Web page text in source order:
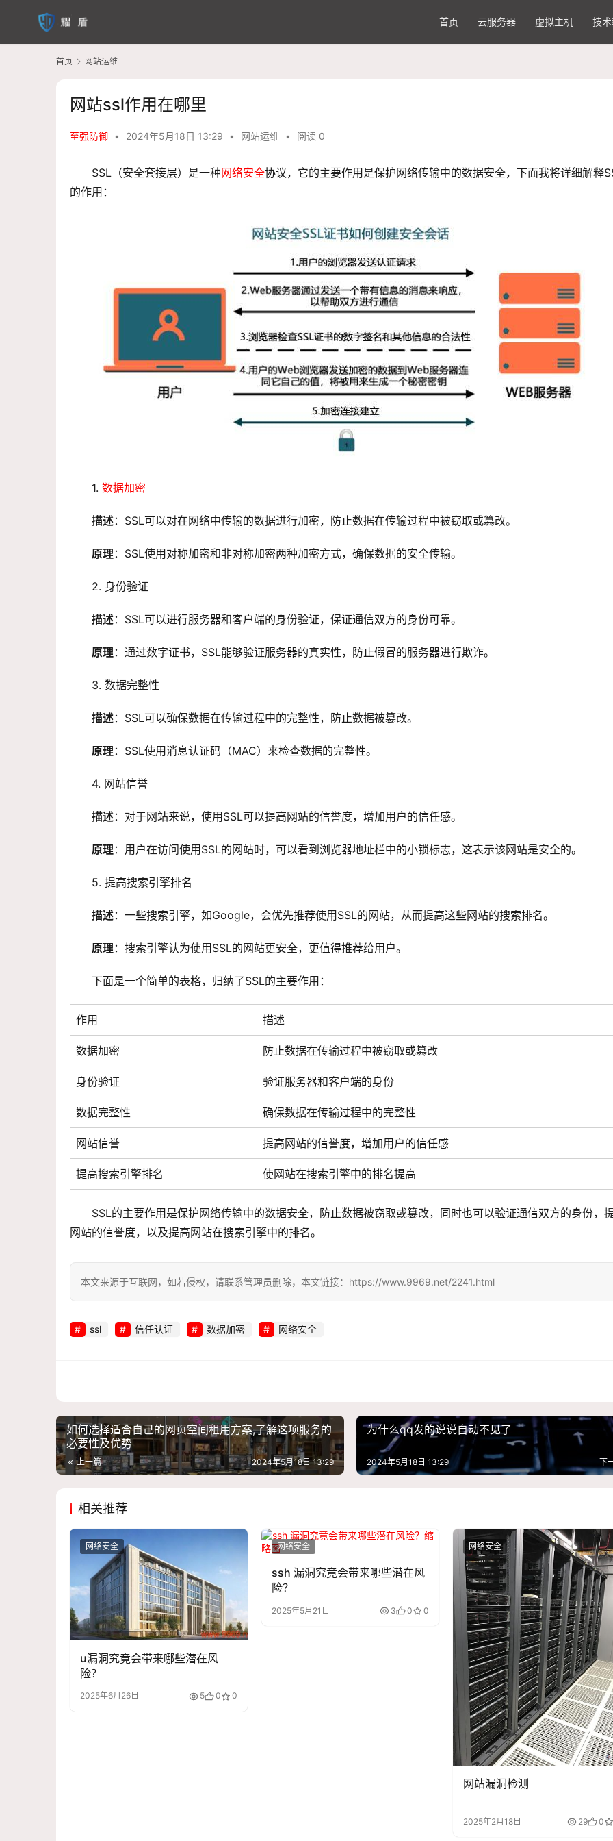
首页 云服务器 虚拟主机 技
首页 网站运维
网站ssl作用在哪里
至强防御 • 2024年5月18日 13:29 • 网站运维 • 阅读 0
SSL（安全套接层）是一种网络安全协议，它的主要作用是保护网络传输中的数据安全，下面我将详细解释
的作用：
1. 数据加密
描述：SSL可以对在网络中传输的数据进行加密，防止数据在传输过程中被窃取或篡改。
原理 ：SSL使用对称加密和非对称加密两种加密方式，确保数据的安全传输。
2. 身份验证
描述：SSL可以进行服务器和客户端的身份验证，保证通信双方的身份可靠。
原理 ：通过数字证书，SSL能够验证服务器的真实性，防止假冒的服务器进行欺诈。
3. 数据完整性
描述：SSL可以确保数据在传输过程中的完整性，防止数据被篡改。
原理 ：SSL使用消息认证码（MAC）来检查数据的完整性。
4. 网站信誉
描述：对于网站来说，使用SSL可以提高网站的信誉度，增加用户的信任感。
原理 ：用户在访问使用SSL的网站时，可以看到浏览器地址栏中的小锁标志，这表示该网站是安全的。
5. 提高搜索引擎排名
描述：一些搜索引擎，如Google，会优先推荐使用SSL的网站，从而提高这些网站的搜索排名。
原理 ：搜索引擎认为使用SSL的网站更安全，更值得推荐给用户。
下面是一个简单的表格，归纳了SSL的主要作用：
作用 描述
数据加密 防止数据在传输过程中被窃取或篡改
身份验证 验证服务器和客户端的身份
数据完整性 确保数据在传输过程中的完整性
网站信誉 提高网站的信誉度，增加用户的信任感
提高搜索引擎排名 使网站在搜索引擎中的排名提高
SSL的主要作用是保护网络传输中的数据安全，防止数据被窃取或篡改，同时也可以验证通信双方的身份，
网站的信誉度，以及提高网站在搜索引擎中的排名。
本文来源于互联网，如若侵权，请联系管理员删除，本文链接：https://www.9969.net/2241.html
ssl 信任认证 数据加密 网络安全
如何选择适合自己的网页空间租用方案,了解这项服务的
必要性及优势
上一篇 2024年5月18日 13:29
为什么qq发的说说自动不见了
下
2024年5月18日 13:29
相关推荐
网络安全
u漏洞究竟会带来哪些潜在风
险？
2025年6月26日 5 0 0
网络安全
ssh 漏洞究竟会带来哪些潜在风
险？
2025年5月21日 3 0 0
网络安全
网站漏洞检测
2025年2月18日 29 0